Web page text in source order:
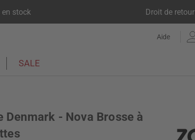
stock Droit de
Aide
SALE
Denmark - Nova Brosse à